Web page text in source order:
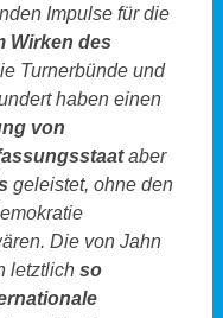
Impulse für die
Wirken des
Turnerbünde und
haben einen
von
aber
geleistet, ohne den
Die von Jahn
letztlich so